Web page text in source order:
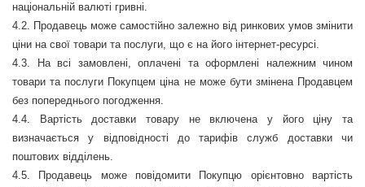
національній валюті гривні.
4.2. Продавець може самостійно залежно від ринкових умов змінити
ціни на свої товари та послуги, що є на його інтернет-ресурсі.
4.3. На всі замовлені, оплачені та оформлені належним чином
товари та послуги Покупцем ціна не може бути змінена Продавцем
без попереднього погодження.
4.4. Вартість доставки товару не включена у його ціну та
визначається у відповідності до тарифів служб доставки чи
поштових відділень.
4.5. Продавець може повідомити Покупцю орієнтовно вартість